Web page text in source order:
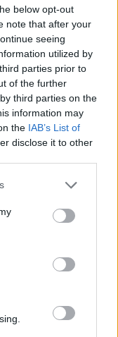
below opt-out
note that after your
seeing
utilized by
parties prior to
of the further
third parties on the
information may
the IAB’s List of
disclose it to other
or more Google
You may click to
party tags to
in below Google
in autobus e